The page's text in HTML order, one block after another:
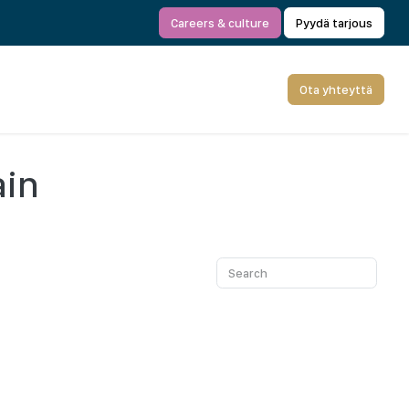
Careers & culture Pyydä tarjous
Ota yhteyttä